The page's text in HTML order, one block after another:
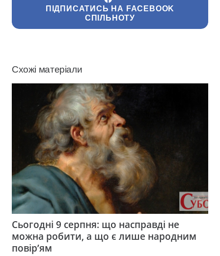
ПІДПИСАТИСЬ НА FACEBOOK
СПІЛЬНОТУ
Схожі матеріали
Сьогодні 9 серпня: що насправді не
можна робити, а що є лише народним
повір’ям